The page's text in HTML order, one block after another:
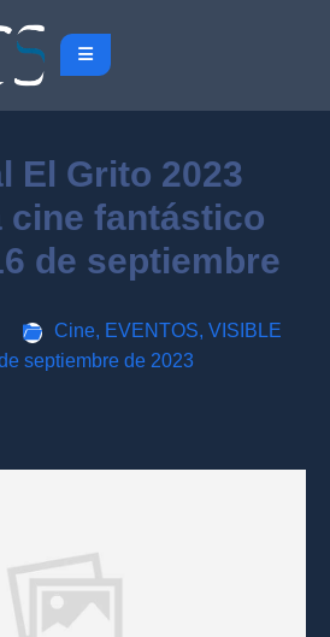
El Grito 2023
cine fantástico
de septiembre
Cine, EVENTOS, VISIBLE
septiembre de 2023